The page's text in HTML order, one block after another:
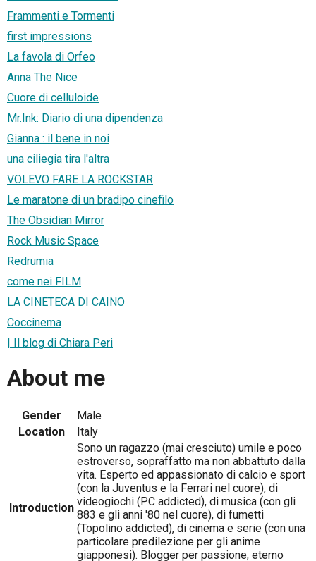
Frammenti e Tormenti
first impressions
La favola di Orfeo
Anna The Nice
Cuore di celluloide
Mr.Ink: Diario di una dipendenza
Gianna : il bene in noi
una ciliegia tira l'altra
VOLEVO FARE LA ROCKSTAR
Le maratone di un bradipo cinefilo
The Obsidian Mirror
Rock Music Space
Redrumia
come nei FILM
LA CINETECA DI CAINO
Coccinema
| Il blog di Chiara Peri
About me
Gender
Male
Location
Italy
Introduction
Sono un ragazzo (mai cresciuto) umile e poco
estroverso, sopraffatto ma non abbattuto dalla
vita. Esperto ed appassionato di calcio e sport
(con la Juventus e la Ferrari nel cuore), di
videogiochi (PC addicted), di musica (con gli
883 e gli anni '80 nel cuore), di fumetti
(Topolino addicted), di cinema e serie (con una
particolare predilezione per gli anime
giapponesi). Blogger per passione, eterno